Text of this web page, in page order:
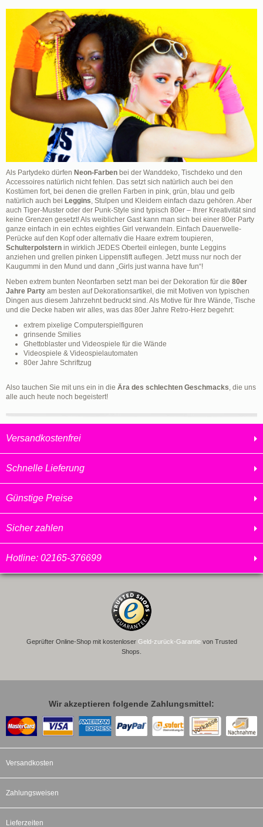
Versandkostenfrei
Schnelle Lieferung
Günstige Preise
Sicher zahlen
Hotline: 02165-376699
Als Partydeko dürfen Neon-Farben bei der Wanddeko, Tischdeko und den
Accessoires natürlich nicht fehlen. Das setzt sich natürlich auch bei den
Kostümen fort, bei denen die grellen Farben in pink, grün, blau und gelb
natürlich auch bei Leggins, Stulpen und Kleidern einfach dazu gehören. Aber
auch Tiger-Muster oder der Punk-Style sind typisch 80er – Ihrer Kreativität sind
keine Grenzen gesetzt! Als weiblicher Gast kann man sich bei einer 80er Party
ganze einfach in ein echtes eighties Girl verwandeln. Einfach Dauerwelle-
Perücke auf den Kopf oder alternativ die Haare extrem toupieren,
Schulterpolstern in wirklich JEDES Oberteil einlegen, bunte Leggins
anziehen und grellen pinken Lippenstift auflegen. Jetzt muss nur noch der
Kaugummi in den Mund und dann „Girls just wanna have fun“!
Neben extrem bunten Neonfarben setzt man bei der Dekoration für die 80er
Jahre Party am besten auf Dekorationsartikel, die mit Motiven von typischen
Dingen aus diesem Jahrzehnt bedruckt sind. Als Motive für Ihre Wände, Tische
und die Decke haben wir alles, was das 80er Jahre Retro-Herz begehrt:
extrem pixelige Computerspielfiguren
grinsende Smilies
Ghettoblaster und Videospiele für die Wände
Videospiele & Videospielautomaten
80er Jahre Schriftzug
Also tauchen Sie mit uns ein in die Ära des schlechten Geschmacks, die uns
alle auch heute noch begeistert!
Geprüfter Online-Shop mit kostenloser Geld-zurück-Garantievon Trusted
Shops.
Wir akzeptieren folgende Zahlungsmittel:
Versandkosten
Zahlungsweisen
Lieferzeiten